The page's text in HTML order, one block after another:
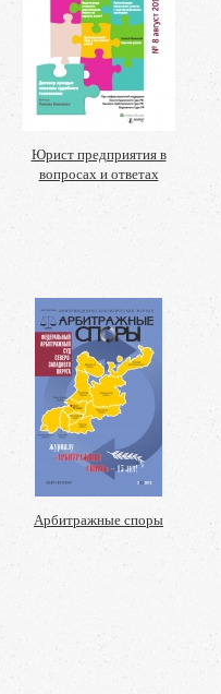
Юрист предприятия в
вопросах и ответах
Арбитражные споры